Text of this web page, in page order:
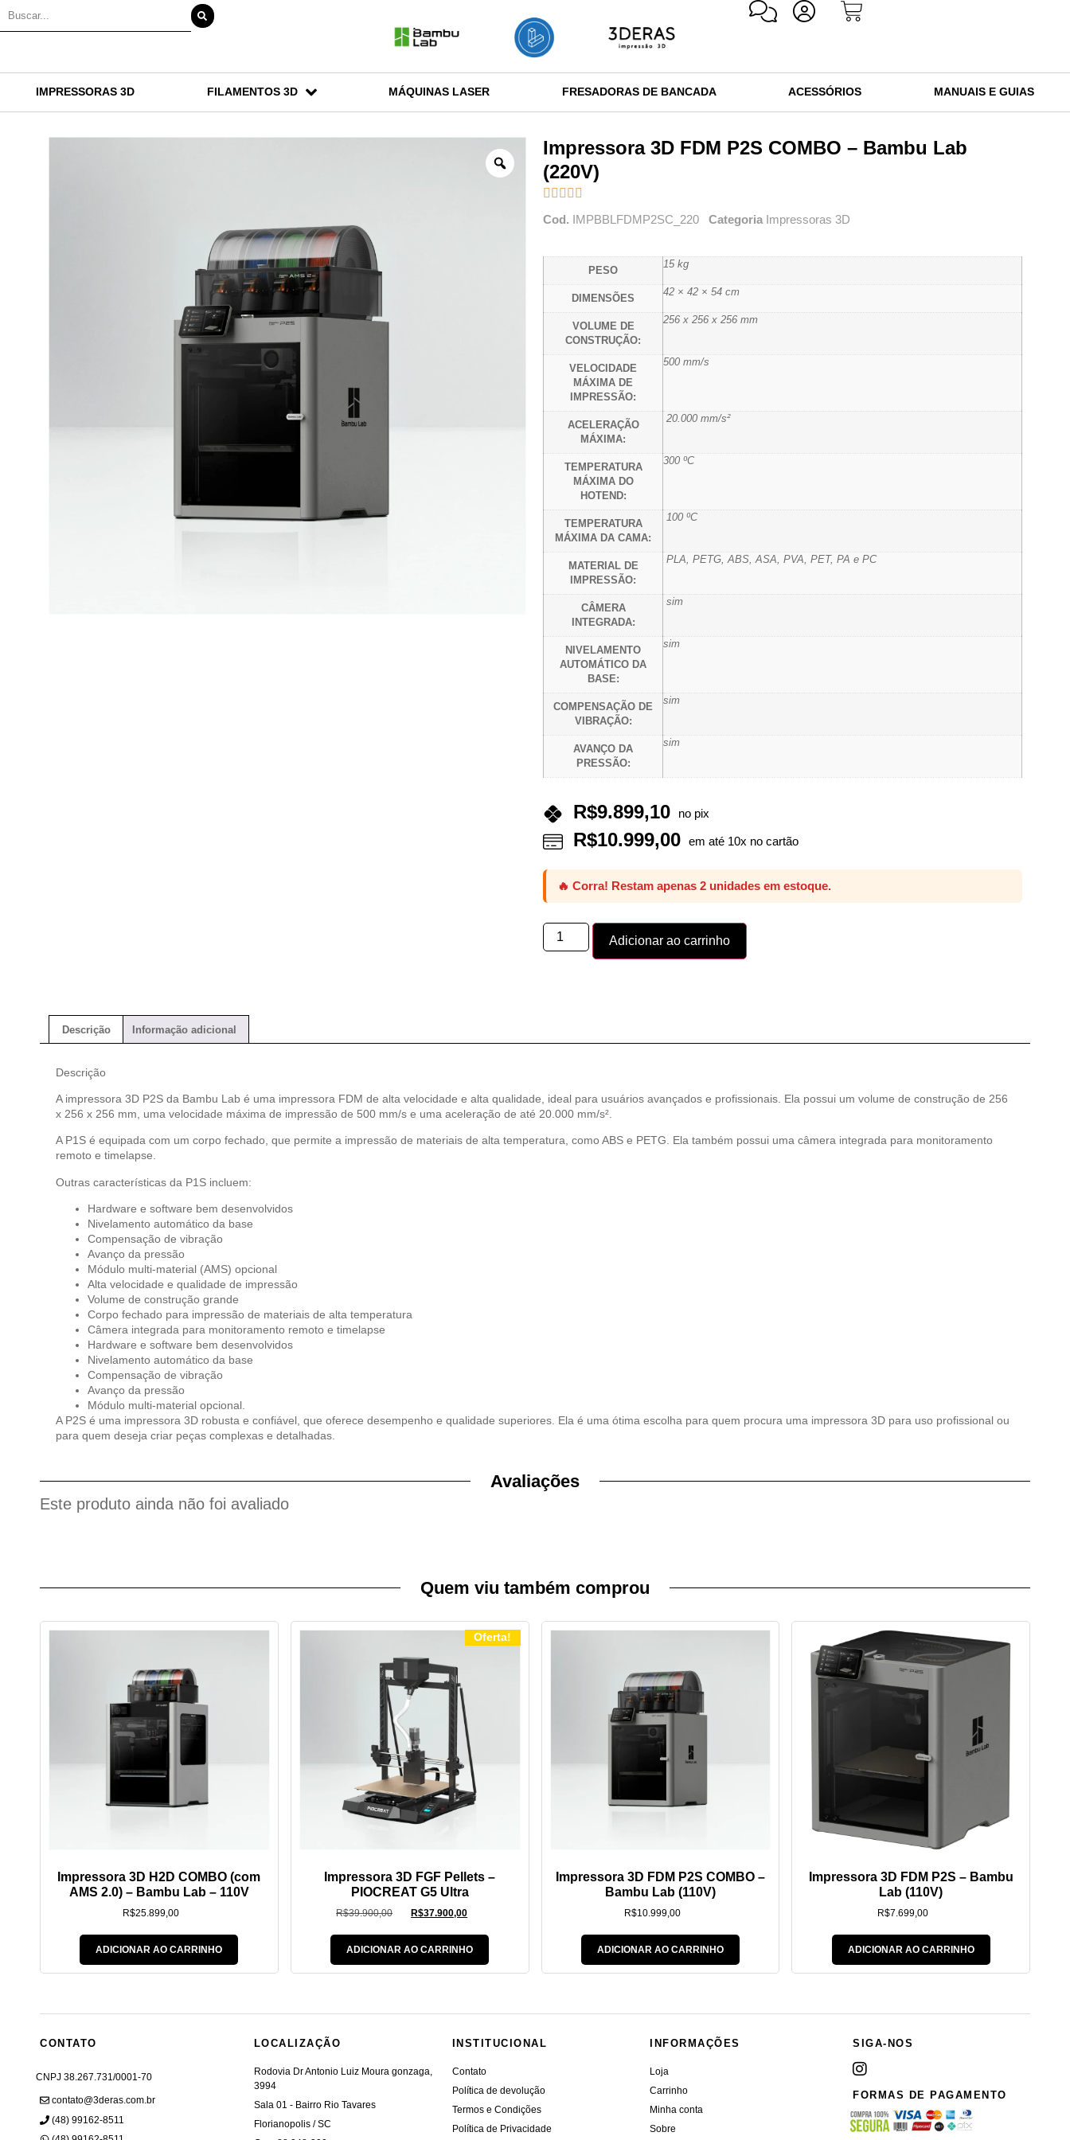
IMPRESSORAS 3D FILAMENTOS 3D MÁQUINAS LASER FRESADORAS DE BANCADA ACESSÓRIOS MANUAIS E GUIAS
Impressora 3D FDM P2S COMBO – Bambu Lab
(220V)
    
Cod. IMPBBLFDMP2SC_220 Categoria Impressoras 3D
PESO
15 kg
DIMENSÕES
42 × 42 × 54 cm
VOLUME DE
CONSTRUÇÃO:
256 x 256 x 256 mm
VELOCIDADE
MÁXIMA DE
IMPRESSÃO:
500 mm/s
ACELERAÇÃO
MÁXIMA:
20.000 mm/s²
TEMPERATURA
MÁXIMA DO
HOTEND:
300 ºC
TEMPERATURA
MÁXIMA DA CAMA:
100 ºC
MATERIAL DE
IMPRESSÃO:
PLA, PETG, ABS, ASA, PVA, PET, PA e PC
CÂMERA
INTEGRADA:
sim
NIVELAMENTO
AUTOMÁTICO DA
BASE:
sim
COMPENSAÇÃO DE
VIBRAÇÃO:
sim
AVANÇO DA
PRESSÃO:
sim
R$9.899,10 no pix
R$10.999,00 em até 10x no cartão
🔥 Corra! Restam apenas 2 unidades em estoque.
Adicionar ao carrinho
Descrição Informação adicional
Descrição
A impressora 3D P2S da Bambu Lab é uma impressora FDM de alta velocidade e alta qualidade, ideal para usuários avançados e profissionais. Ela possui um volume de construção de 256
x 256 x 256 mm, uma velocidade máxima de impressão de 500 mm/s e uma aceleração de até 20.000 mm/s².
A P1S é equipada com um corpo fechado, que permite a impressão de materiais de alta temperatura, como ABS e PETG. Ela também possui uma câmera integrada para monitoramento
remoto e timelapse.
Outras características da P1S incluem:
Hardware e software bem desenvolvidos
Nivelamento automático da base
Compensação de vibração
Avanço da pressão
Módulo multi-material (AMS) opcional
Alta velocidade e qualidade de impressão
Volume de construção grande
Corpo fechado para impressão de materiais de alta temperatura
Câmera integrada para monitoramento remoto e timelapse
Hardware e software bem desenvolvidos
Nivelamento automático da base
Compensação de vibração
Avanço da pressão
Módulo multi-material opcional.
A P2S é uma impressora 3D robusta e confiável, que oferece desempenho e qualidade superiores. Ela é uma ótima escolha para quem procura uma impressora 3D para uso profissional ou
para quem deseja criar peças complexas e detalhadas.
Avaliações
Este produto ainda não foi avaliado
Quem viu também comprou
Impressora 3D H2D COMBO (com
AMS 2.0) – Bambu Lab – 110V
R$25.899,00
ADICIONAR AO CARRINHO
Oferta!
Impressora 3D FGF Pellets –
PIOCREAT G5 Ultra
R$39.900,00 R$37.900,00
ADICIONAR AO CARRINHO
Impressora 3D FDM P2S COMBO –
Bambu Lab (110V)
R$10.999,00
ADICIONAR AO CARRINHO
Impressora 3D FDM P2S – Bambu
Lab (110V)
R$7.699,00
ADICIONAR AO CARRINHO
CONTATO
CNPJ 38.267.731/0001-70
contato@3deras.com.br
(48) 99162-8511
LOCALIZAÇÃO
Rodovia Dr Antonio Luiz Moura gonzaga,
3994
Sala 01 - Bairro Rio Tavares
Florianopolis / SC
INSTITUCIONAL
Contato
Política de devolução
Termos e Condições
Política de Privacidade
INFORMAÇÕES
Loja
Carrinho
Minha conta
Sobre
SIGA-NOS
FORMAS DE PAGAMENTO